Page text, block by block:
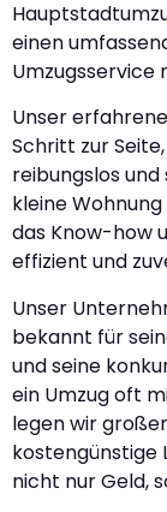
einen
Umzugsservice
Unser
Schritt zur
reibungslos
kleine
das Know-how
effizient und
Unser
bekannt für
und seine
ein Umzug oft
legen wir
kostengünstige
nicht nur Geld,